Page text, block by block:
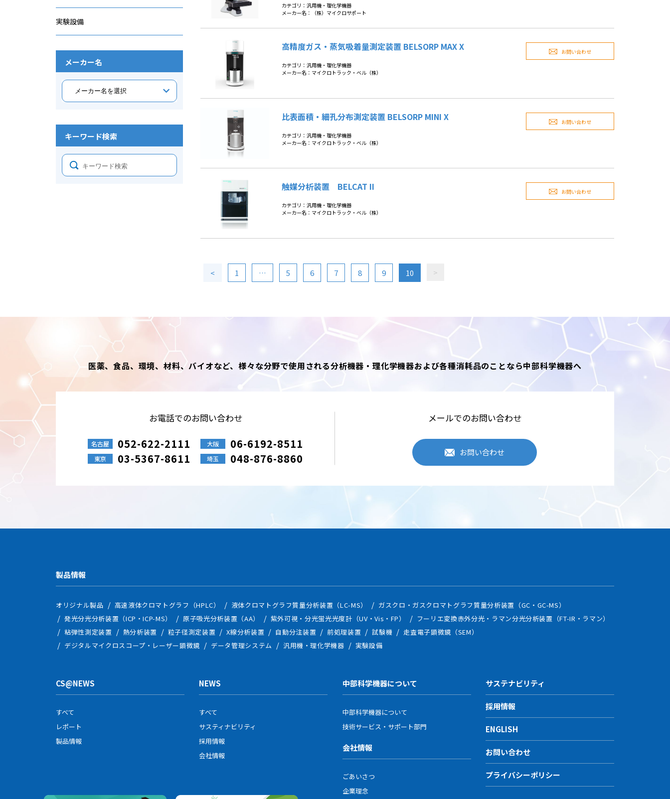
カテゴリ：汎用機・理化学機器
メーカー名：（株）マイクロサポート
高精度ガス・蒸気吸着量測定装置 BELSORP MAX X
カテゴリ：汎用機・理化学機器
メーカー名：マイクロトラック・ベル（株）
お問い合わせ
比表面積・細孔分布測定装置 BELSORP MINI X
カテゴリ：汎用機・理化学機器
メーカー名：マイクロトラック・ベル（株）
お問い合わせ
触媒分析装置 BELCAT II
カテゴリ：汎用機・理化学機器
メーカー名：マイクロトラック・ベル（株）
お問い合わせ
< 1 … 5 6 7 8 9 10 >
実験設備
メーカー名
キーワード検索
医薬、食品、環境、材料、バイオなど、様々な分野で使用される分析機器・理化学機器および各種消耗品のことなら中部科学機器へ
お電話でのお問い合わせ
名古屋 052-622-2111 大阪 06-6192-8511
東京 03-5367-8611 埼玉 048-876-8860
メールでのお問い合わせ
お問い合わせ
製品情報
オリジナル製品 高速液体クロマトグラフ（HPLC） 液体クロマトグラフ質量分析装置（LC-MS）
ガスクロ・ガスクロマトグラフ質量分析装置（GC・GC-MS）
発光分光分析装置（ICP・ICP-MS）
原子吸光分析装置（AA） 紫外可視・分光蛍光光度計（UV・Vis・FP）
フーリエ変換赤外分光・ラマン分光分析装置（FT-IR・ラマン）
粘弾性測定装置
熱分析装置 粒子径測定装置 X線分析装置 自動分注装置 前処理装置 試験機
走査電子顕微鏡（SEM）
デジタルマイクロスコープ・レーザー顕微鏡
データ管理システム 汎用機・理化学機器 実験設備
CS@NEWS
すべて
レポート
製品情報
NEWS
すべて
サスティナビリティ
採用情報
会社情報
中部科学機器について
中部科学機器について
技術サービス・サポート部門
会社情報
ごあいさつ
企業理念
サステナビリティ
採用情報
ENGLISH
お問い合わせ
プライバシーポリシー